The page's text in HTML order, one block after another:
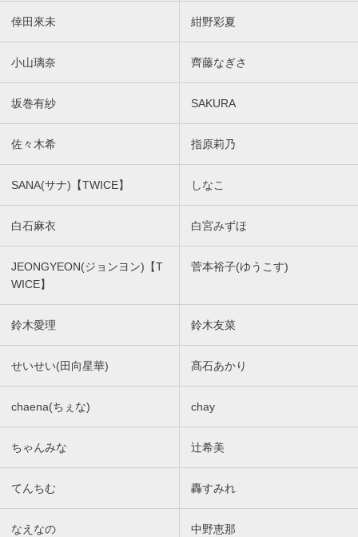
倖田來未 紺野彩夏
小山璃奈 齊藤なぎさ
坂巻有紗 SAKURA
佐々木希 指原莉乃
SANA(サナ)【TWICE】 しなこ
白石麻衣 白宮みずほ
JEONGYEON(ジョンヨン)【T
WICE】
菅本裕子(ゆうこす)
鈴木愛理 鈴木友菜
せいせい(田向星華) 髙石あかり
chaena(ちぇな) chay
ちゃんみな 辻希美
てんちむ 轟すみれ
なえなの 中野恵那